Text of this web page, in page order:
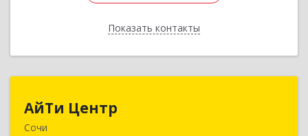
Показать контакты
Назад
АйТи Центр
Сочи
354000, Краснодарский край, Сочи, Московская